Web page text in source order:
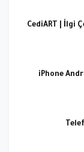
CediART | İlgi
iPhone